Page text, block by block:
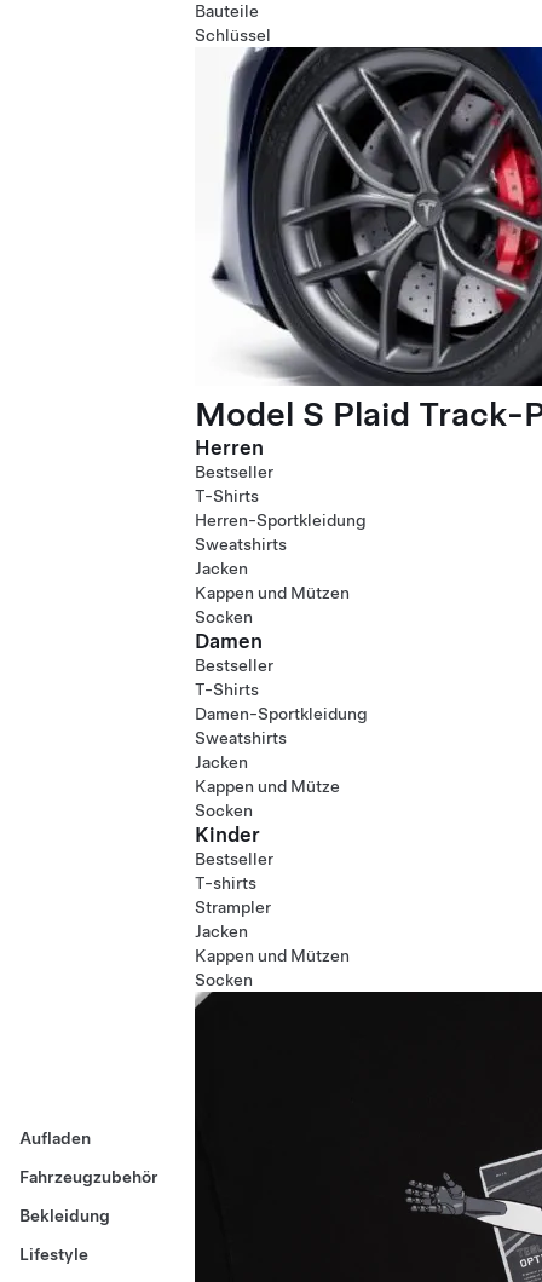
Aufladen
Fahrzeugzubehör
Bekleidung
Lifestyle
Bauteile
Schlüssel
Model S Plaid Track-
Herren
Bestseller
T-Shirts
Herren-Sportkleidung
Sweatshirts
Jacken
Kappen und Mützen
Socken
Damen
Bestseller
T-Shirts
Damen-Sportkleidung
Sweatshirts
Jacken
Kappen und Mütze
Socken
Kinder
Bestseller
T-shirts
Strampler
Jacken
Kappen und Mützen
Socken